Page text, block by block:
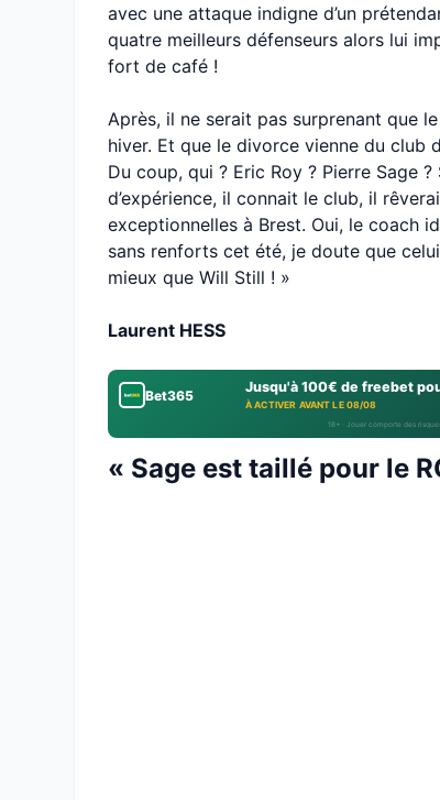
avec une attaque indigne d’un
quatre meilleurs défenseurs alors lui
fort de café !
Après, il ne serait pas surprenant que le
hiver. Et que le divorce vienne du club
Du coup, qui ? Eric Roy ? Pierre Sage
d’expérience, il connait le club, il
exceptionnelles à Brest. Oui, le coach
sans renforts cet été, je doute que
mieux que Will Still ! »
Laurent HESS
Bet365 Jusqu'à 100€ de freebet
À ACTIVER AVANT LE 08/08
18+ · Jouer comporte des
« Sage est taillé pour le